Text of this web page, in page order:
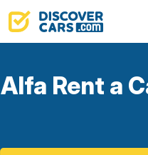
Alfa Rent a